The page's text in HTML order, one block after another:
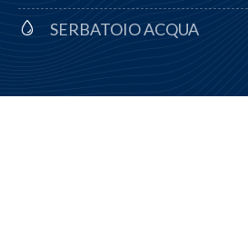
SERBATOIO ACQUA